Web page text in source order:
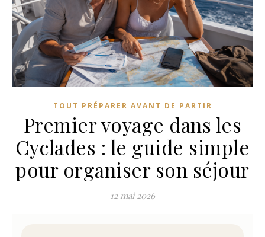
TOUT PRÉPARER AVANT DE PARTIR​
Premier voyage dans les
Cyclades : le guide simple
pour organiser son séjour
12 mai 2026